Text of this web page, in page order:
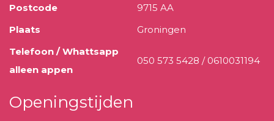
Postcode
9715 AA
Plaats
Groningen
Telefoon / Whattsapp
alleen appen
050 573 5428 / 0610031194
Openingstijden